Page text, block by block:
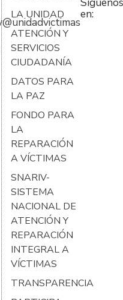
LA UNIDAD
ATENCIÓN Y
SERVICIOS
CIUDADANÍA
DATOS PARA
LA PAZ
FONDO PARA
LA
REPARACIÓN
A VÍCTIMAS
SNARIV-
SISTEMA
NACIONAL DE
ATENCIÓN Y
REPARACIÓN
INTEGRAL A
VÍCTIMAS
TRANSPARENCIA
en: